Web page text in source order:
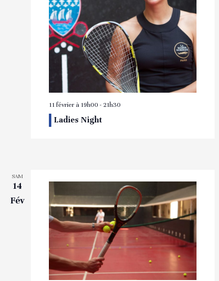
11 février à 19h00 - 21h30
Ladies Night
SAM
14
Fév